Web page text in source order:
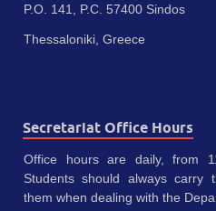
P.O. 141, P.C. 57400 Sindos
Thessaloniki, Greece
Secretariat Office Hours
Office hours are daily, from
Students should always carry
them when dealing with the